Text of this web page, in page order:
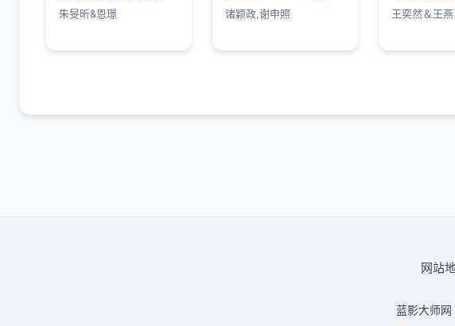
朱旻昕&恩璟 诸颖政,谢申照 王奕然＆王燕
网站
蓝影大师网